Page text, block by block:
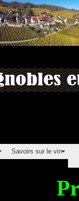
Savoirs sur le vin